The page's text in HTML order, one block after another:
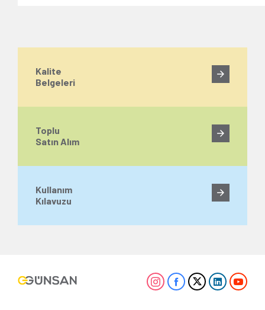
Kalite
Belgeleri
Toplu
Satın Alım
Kullanım
Kılavuzu